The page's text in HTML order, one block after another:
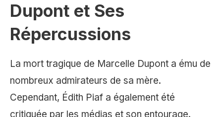
Dupont et Ses
Répercussions
La mort tragique de Marcelle Dupont a ému de
nombreux admirateurs de sa mère.
Cependant, Édith Piaf a également été
critiquée par les médias et son entourage.